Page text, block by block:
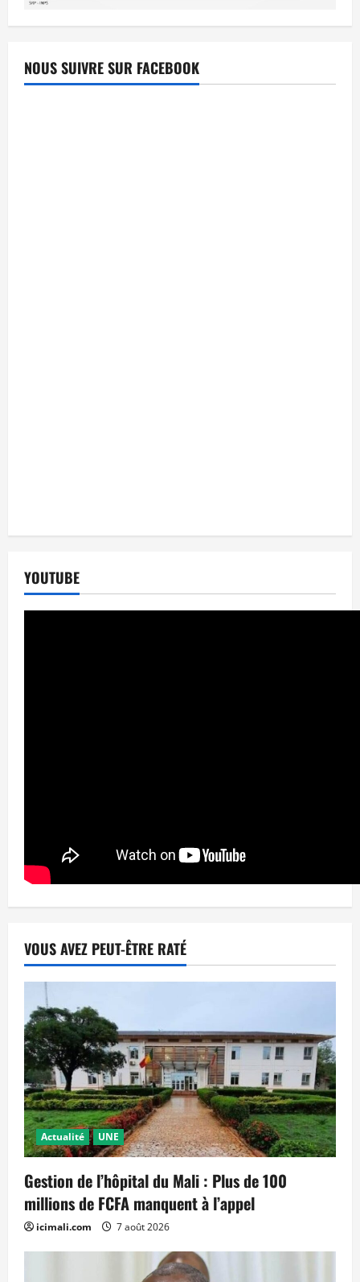
NOUS SUIVRE SUR FACEBOOK
YOUTUBE
VOUS AVEZ PEUT-ÊTRE RATÉ
Actualité UNE
Gestion de l’hôpital du Mali : Plus de 100
millions de FCFA manquent à l’appel
icimali.com 7 août 2026